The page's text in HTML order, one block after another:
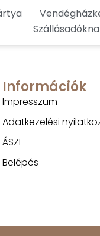
Információk
Impresszum
Adatkezelési
ÁSZF
Belépés